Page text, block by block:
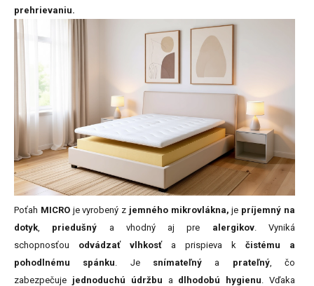
prehrievaniu.
Poťah MICROje vyrobený z jemného mikrovlákna, je príjemný na
dotyk
priedušný a vhodný aj pre alergikov. Vyniká
schopnosťou odvádzať vlhkosťa prispieva k čistému a
pohodlnému spánku . Je snímateľný a prateľný, čo
zabezpečuje jednoduchú údržbu a dlhodobú hygienu . Vďaka